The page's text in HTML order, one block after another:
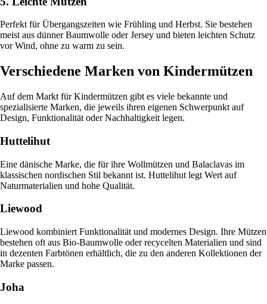
Perfekt für Übergangszeiten wie Frühling und Herbst. Sie bestehen
meist aus dünner Baumwolle oder Jersey und bieten leichten Schutz
vor Wind, ohne zu warm zu sein.
Verschiedene Marken von Kindermützen
Auf dem Markt für Kindermützen gibt es viele bekannte und
spezialisierte Marken, die jeweils ihren eigenen Schwerpunkt auf
Design, Funktionalität oder Nachhaltigkeit legen.
Huttelihut
Eine dänische Marke, die für ihre Wollmützen und Balaclavas im
klassischen nordischen Stil bekannt ist. Huttelihut legt Wert auf
Naturmaterialien und hohe Qualität.
Liewood
Liewood kombiniert Funktionalität und modernes Design. Ihre Mützen
bestehen oft aus Bio-Baumwolle oder recycelten Materialien und sind
in dezenten Farbtönen erhältlich, die zu den anderen Kollektionen der
Marke passen.
Joha